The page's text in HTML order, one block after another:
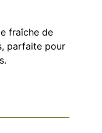
fraîche de
parfaite pour